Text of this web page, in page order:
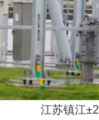
江苏镇江